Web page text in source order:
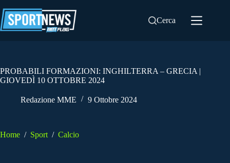
al
contenuto
Cerca
PROBABILI FORMAZIONI: INGHILTERRA – GRECIA |
GIOVEDÌ 10 OTTOBRE 2024
Redazione MME 9 Ottobre 2024
Home / Sport / Calcio